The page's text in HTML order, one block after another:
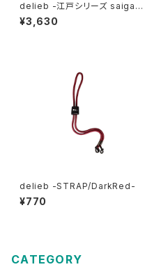
delieb -江戸シリーズ saigaih
a FRASER Green/Brown-
KIDSsize
¥3,630
delieb -STRAP/DarkRed-
¥770
CATEGORY